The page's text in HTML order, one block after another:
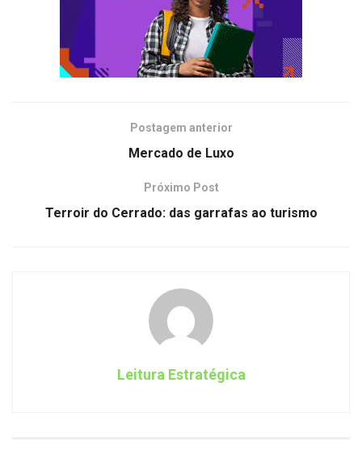
Postagem anterior
Mercado de Luxo
Próximo Post
Terroir do Cerrado: das garrafas ao turismo
Leitura Estratégica